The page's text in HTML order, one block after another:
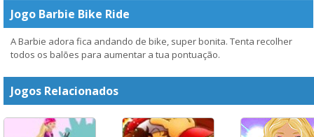
Jogo Barbie Bike Ride
A Barbie adora fica andando de bike, super bonita. Tenta recolher
todos os balões para aumentar a tua pontuação.
Jogos Relacionados